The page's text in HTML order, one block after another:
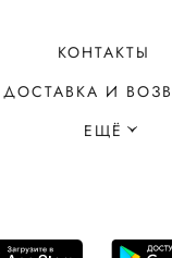
КОНТАКТЫ
ДОСТАВКА И
ЕЩЁ